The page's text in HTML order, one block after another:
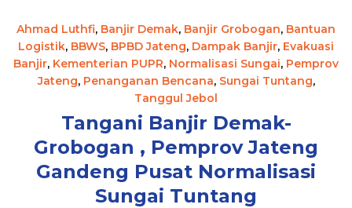
Ahmad Luthfi, Banjir Demak, Banjir Grobogan, Bantuan
Logistik, BBWS, BPBD Jateng, Dampak Banjir, Evakuasi
Banjir, Kementerian PUPR, Normalisasi Sungai, Pemprov
Jateng, Penanganan Bencana, Sungai Tuntang,
Tanggul Jebol
Tangani Banjir Demak-
Grobogan , Pemprov Jateng
Gandeng Pusat Normalisasi
Sungai Tuntang